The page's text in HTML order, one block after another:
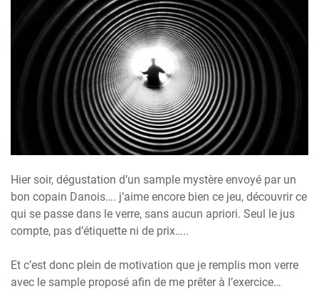
Hier soir, dégustation d’un sample mystère envoyé par un
bon copain Danois…. j’aime encore bien ce jeu, découvrir ce
qui se passe dans le verre, sans aucun apriori. Seul le jus
compte, pas d’étiquette ni de prix…..
Et c’est donc plein de motivation que je remplis mon verre
avec le sample proposé afin de me prêter à l’exercice…